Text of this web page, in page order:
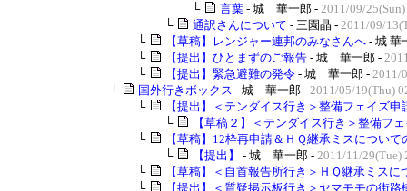
└
言葉 - 城 華一郎 - 2011/09/
└
通訳さんについて - 三園晶 - 2011/09/
└
【草稿】レンジャー連邦のみなさんへ - 城 華
└
【提出】ひとまずのご報告 - 城 華一郎 -
└
【提出】緊急避難の発令 - 城 華一郎 - 2011/
└
国外行きボックス - 城 華一郎 - 2011/05/19(Thu)
└
【提出】＜テンダイス行き＞整備フェイズ申
└
【草稿２】＜テンダイス行き＞整備フ
└
【草稿】12枠再申請＆ＨＱ継承ミスについて
└
【提出】 - 城 華一郎 - 2011/11/29(Tue)
└
【草稿】＜自首報告所行き＞ＨＱ継承ミスに
└
【提出】＜質疑掲示板行き＞ヤマモモの街路